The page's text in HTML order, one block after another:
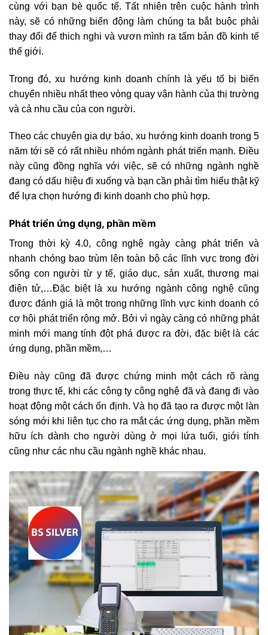
cùng với bạn bè quốc tế. Tất nhiên trên cuộc hành trình
này, sẽ có những biến động làm chúng ta bắt buộc phải
thay đổi để thich nghi và vươn mình ra tấm bản đồ kinh tế
thế giới.
Trong đó, xu hướng kinh doanh chính là yếu tố bị biến
chuyển nhiều nhất theo vòng quay vận hành của thị trường
và cả nhu cầu của con người.
Theo các chuyên gia dự báo, xu hướng kinh doanh trong 5
năm tới sẽ có rất nhiều nhóm ngành phát triển mạnh. Điều
này cũng đồng nghĩa với việc, sẽ có những ngành nghề
đang có dấu hiệu đi xuống và bạn cần phải tìm hiểu thật kỹ
để lựa chọn hướng đi kinh doanh cho phù hợp.
Phát triển ứng dụng, phần mềm
Trong thời kỳ 4.0, công nghệ ngày càng phát triển và
nhanh chóng bao trùm lên toàn bộ các lĩnh vực trong đời
sống con người từ y tế, giáo dục, sản xuất, thương mại
điện tử,…Đặc biệt là xu hướng ngành công nghệ cũng
được đánh giá là một trong những lĩnh vực kinh doanh có
cơ hội phát triển rộng mở. Bởi vì ngày càng có những phát
minh mới mang tính đột phá được ra đời, đặc biệt là các
ứng dụng, phần mềm,…
Điều này cũng đã được chứng minh một cách rõ ràng
trong thực tế, khi các công ty công nghệ đã và đang đi vào
hoạt động một cách ổn định. Và họ đã tạo ra được một làn
sóng mới khi liên tục cho ra mắt các ứng dụng, phần mềm
hữu ích dành cho người dùng ở mọi lứa tuổi, giới tính
cũng như các nhu cầu ngành nghề khác nhau.